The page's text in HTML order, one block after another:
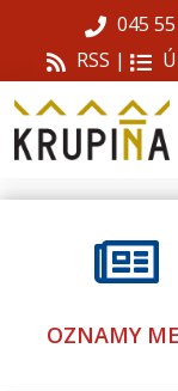
045
RSS |
OZNAMY